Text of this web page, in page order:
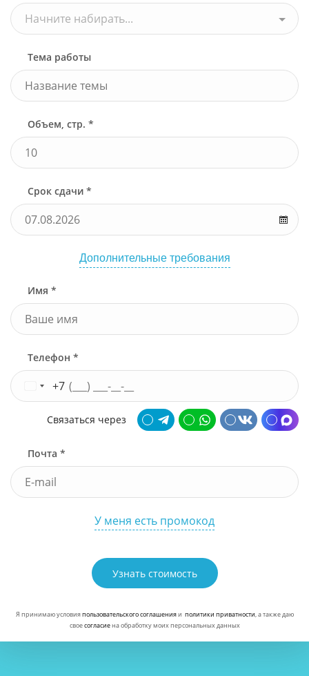
Начните набирать...
Тема работы
Объем, стр. *
Срок сдачи *
Дополнительные требования
Имя *
Телефон *
+7
Связаться через
Почта *
У меня есть промокод
Узнать стоимость
Я принимаю условияпользовательского соглашенияи политики приватности, а также даю
своесогласиена обработку моих персональных данных